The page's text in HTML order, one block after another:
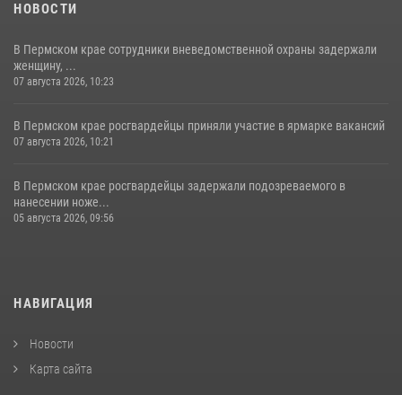
НОВОСТИ
В Пермском крае сотрудники вневедомственной охраны задержали
женщину, ...
07 августа 2026, 10:23
В Пермском крае росгвардейцы приняли участие в ярмарке вакансий
07 августа 2026, 10:21
В Пермском крае росгвардейцы задержали подозреваемого в
нанесении ноже...
05 августа 2026, 09:56
НАВИГАЦИЯ
Новости
Карта сайта